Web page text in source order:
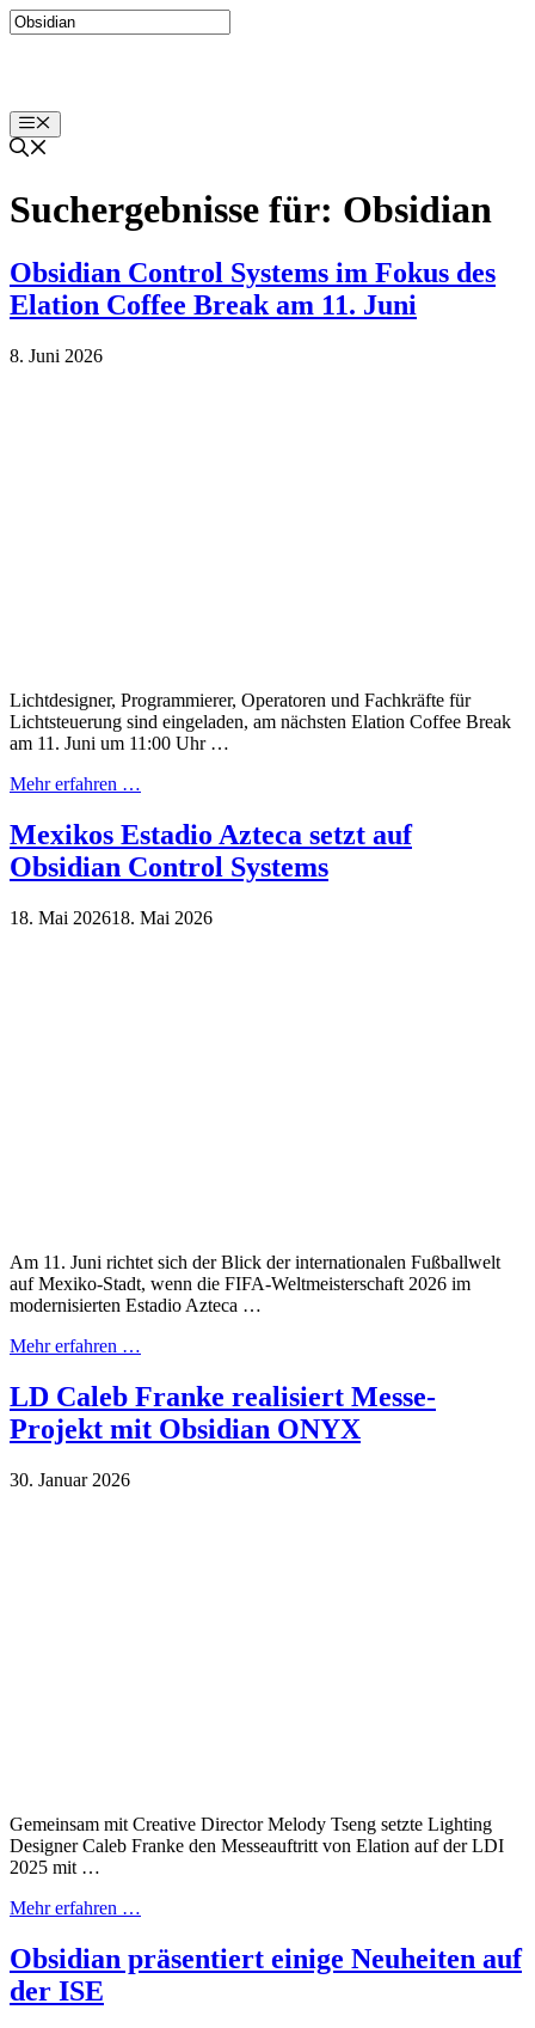
Zum
Inhalt
Menü
Suchergebnisse für: Obsidian
Obsidian Control Systems im Fokus des
Elation Coffee Break am 11. Juni
8. Juni 2026
Lichtdesigner, Programmierer, Operatoren und Fachkräfte für
Lichtsteuerung sind eingeladen, am nächsten Elation Coffee Break
am 11. Juni um 11:00 Uhr …
Mehr erfahren …
Mexikos Estadio Azteca setzt auf
Obsidian Control Systems
18. Mai 202618. Mai 2026
Am 11. Juni richtet sich der Blick der internationalen Fußballwelt
auf Mexiko-Stadt, wenn die FIFA-Weltmeisterschaft 2026 im
modernisierten Estadio Azteca …
Mehr erfahren …
LD Caleb Franke realisiert Messe-
Projekt mit Obsidian ONYX
30. Januar 2026
Gemeinsam mit Creative Director Melody Tseng setzte Lighting
Designer Caleb Franke den Messeauftritt von Elation auf der LDI
2025 mit …
Mehr erfahren …
Obsidian präsentiert einige Neuheiten auf
der ISE